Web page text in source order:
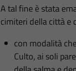
A tal fine è stata
cimiteri della città e
con modalità
Culto, ai soli